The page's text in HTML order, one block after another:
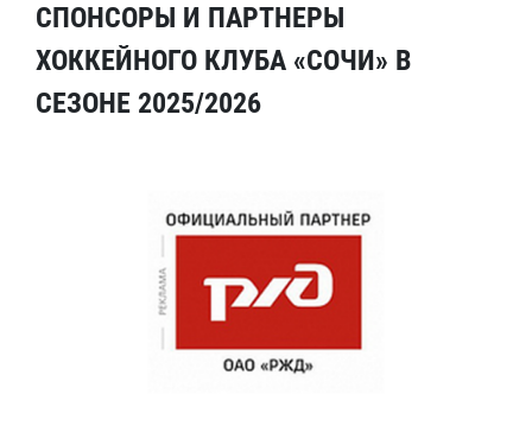
СПОНСОРЫ И ПАРТНЕРЫ
ХОККЕЙНОГО КЛУБА «СОЧИ» В
СЕЗОНЕ 2025/2026